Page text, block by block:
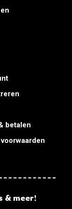
betalen
& meer!